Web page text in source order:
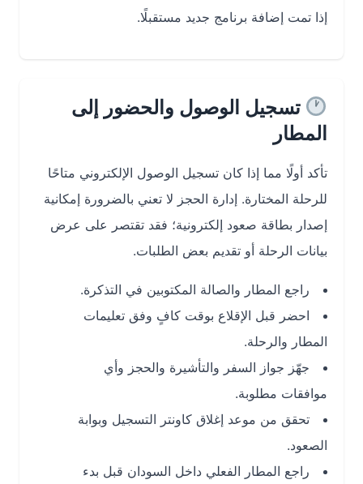
إذا تمت إضافة برنامج جديد مستقبلًا.
تسجيل الوصول والحضور إلى
المطار
تأكد أولًا مما إذا كان تسجيل الوصول الإلكتروني متاحًا
للرحلة المختارة. إدارة الحجز لا تعني بالضرورة إمكانية
إصدار بطاقة صعود إلكترونية؛ فقد تقتصر على عرض
بيانات الرحلة أو تقديم بعض الطلبات.
راجع المطار والصالة المكتوبين في التذكرة.
احضر قبل الإقلاع بوقت كافٍ وفق تعليمات
المطار والرحلة.
جهّز جواز السفر والتأشيرة والحجز وأي
موافقات مطلوبة.
تحقق من موعد إغلاق كاونتر التسجيل وبوابة
الصعود.
راجع المطار الفعلي داخل السودان قبل بدء